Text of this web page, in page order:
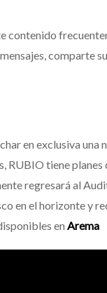
contenido
comparte
en exclusiva una
RUBIO tiene planes
regresará al
en el horizonte y
en Arema